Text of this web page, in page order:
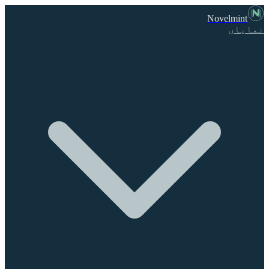
Novelmint
نمایاں